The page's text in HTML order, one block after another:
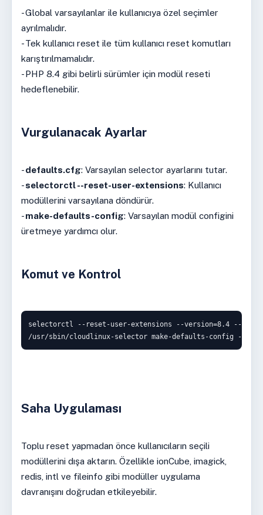
- Global varsayılanlar ile kullanıcıya özel seçimler
ayrılmalıdır.
- Tek kullanıcı reset ile tüm kullanıcı reset komutları
karıştırılmamalıdır.
- PHP 8.4 gibi belirli sürümler için modül reseti
hedeflenebilir.
Vurgulanacak Ayarlar
-defaults.cfg: Varsayılan selector ayarlarını tutar.
-selectorctl --reset-user-extensions: Kullanıcı
modüllerini varsayılana döndürür.
-make-defaults-config: Varsayılan modül configini
üretmeye yardımcı olur.
Komut ve Kontrol
selectorctl --reset-user-extensions --version=8.4 --
/usr/sbin/cloudlinux-selector make-defaults-config --
Saha Uygulaması
Toplu reset yapmadan önce kullanıcıların seçili
modüllerini dışa aktarın. Özellikle ionCube, imagick,
redis, intl ve fileinfo gibi modüller uygulama
davranışını doğrudan etkileyebilir.